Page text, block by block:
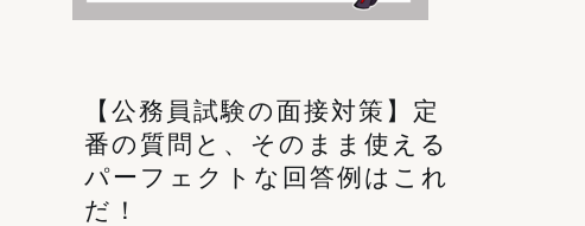
【公務員試験の面接対策】定
番の質問と、そのまま使える
パーフェクトな回答例はこれ
だ！